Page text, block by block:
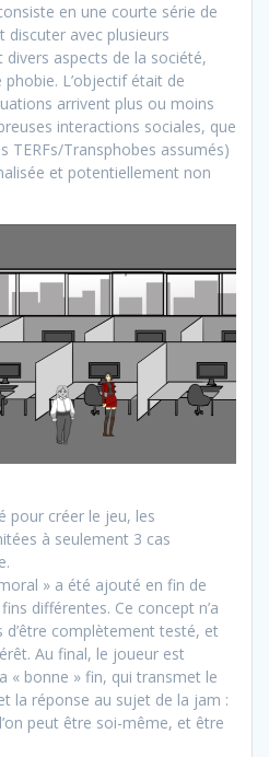
en une courte série de
discuter avec plusieurs
aspects de la société,
L’objectif était de
arrivent plus ou moins
interactions sociales, que
TERFs/Transphobes assumés)
et potentiellement non
pour créer le jeu, les
à seulement 3 cas
» a été ajouté en fin de
différentes. Ce concept n’a
complètement testé, et
Au final, le joueur est
« bonne » fin, qui transmet le
la réponse au sujet de la jam :
peut être soi-même, et être